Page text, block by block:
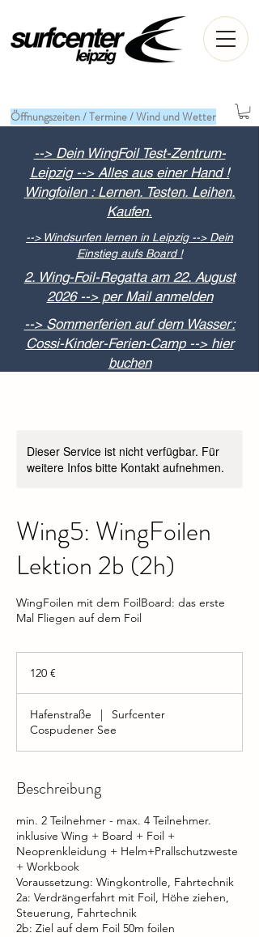
Öffnungszeiten / Termine / Wind und Wetter
--> Dein WingFoil Test-Zentrum-
Leipzig --> Alles aus einer Hand !
Wingfoilen : Lernen. Testen. Leihen.
Kaufen.
--> Windsurfen lernen in Leipzig --> Dein
Einstieg aufs Board !
2. Wing-Foil-Regatta am 22. August
2026 --> per Mail anmelden
--> Sommerferien auf dem Wasser:
Cossi-Kinder-Ferien-Camp --> hier
buchen
Dieser Service ist nicht verfügbar. Für
weitere Infos bitte Kontakt aufnehmen.
Wing5: WingFoilen
Lektion 2b (2h)
WingFoilen mit dem FoilBoard: das erste
Mal Fliegen auf dem Foil
120 €
Hafenstraße |
Surfcenter
Cospudener See
Beschreibung
min. 2 Teilnehmer - max. 4 Teilnehmer.
inklusive Wing + Board + Foil +
Neoprenkleidung + Helm+Prallschutzweste
+ Workbook
Voraussetzung: Wingkontrolle, Fahrtechnik
2a: Verdrängerfahrt mit Foil, Höhe ziehen,
Steuerung, Fahrtechnik
2b: Ziel auf dem Foil 50m foilen